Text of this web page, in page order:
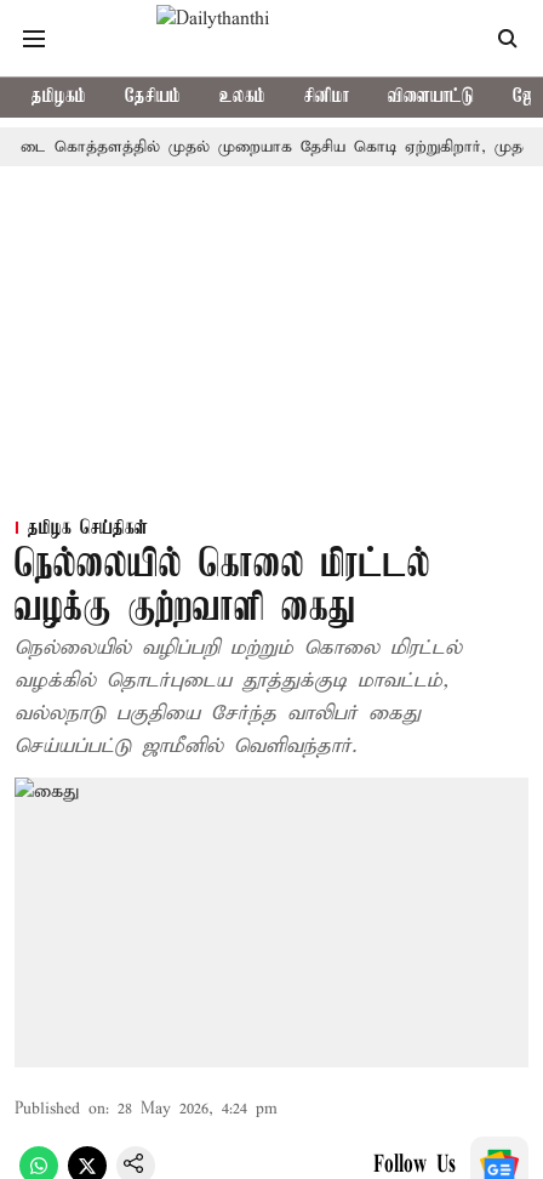
தமிழகம் தேசியம் உலகம் சினிமா விளையாட்டு
கொத்தளத்தில் முதல் முறையாக தேசிய கொடி ஏற்றுகிறார், முதல்-
தமிழக செய்திகள்
நெல்லையில் கொலை மிரட்டல்
வழக்கு குற்றவாளி கைது
நெல்லையில் வழிப்பறி மற்றும் கொலை மிரட்டல்
வழக்கில் தொடர்புடைய தூத்துக்குடி மாவட்டம்,
வல்லநாடு பகுதியை சேர்ந்த வாலிபர் கைது
செய்யப்பட்டு ஜாமீனில் வெளிவந்தார்.
Published on: 28 May 2026, 4:24 pm
Follow Us